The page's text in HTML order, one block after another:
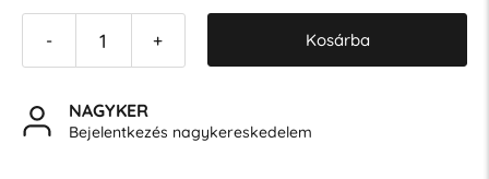
- + Kosárba
NAGYKER
Bejelentkezés nagykereskedelem